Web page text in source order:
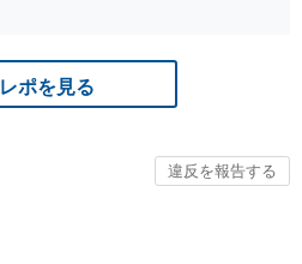
レポを見る